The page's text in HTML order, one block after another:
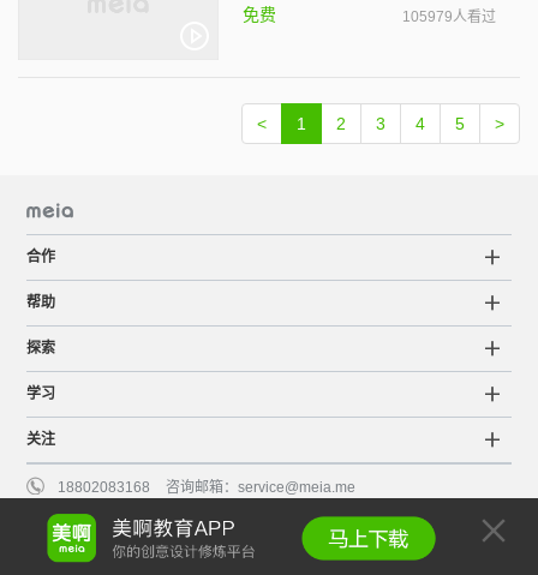
免费 105979人看过
< 1 2 3 4 5 >
合作
帮助
探索
学习
关注
18802083168 咨询邮箱：service@meia.me
粤ICP备15063798号
服务条款
知识产权